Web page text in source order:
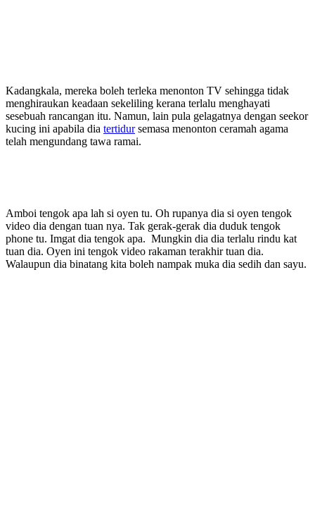
Kadangkala, mereka boleh terleka menonton TV sehingga tidak
menghiraukan keadaan sekeliling kerana terlalu menghayati
sesebuah rancangan itu. Namun, lain pula gelagatnya dengan seekor
kucing ini apabila dia tertidursemasa menonton ceramah agama
telah mengundang tawa ramai.
Amboi tengok apa lah si oyen tu. Oh rupanya dia si oyen tengok
video dia dengan tuan nya. Tak gerak-gerak dia duduk tengok
phone tu. Imgat dia tengok apa. Mungkin dia dia terlalu rindu kat
tuan dia. Oyen ini tengok video rakaman terakhir tuan dia.
Walaupun dia binatang kita boleh nampak muka dia sedih dan sayu.